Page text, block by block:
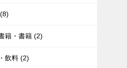
籍・書籍 (2)
飲料 (2)